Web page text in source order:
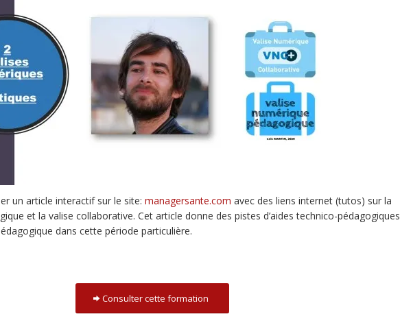
un article interactif sur le site: managersante.com avec des liens internet (tutos) sur la
et la valise collaborative. Cet article donne des pistes d’aides technico-pédagogiques
dans cette période particulière.
Consulter cette formation